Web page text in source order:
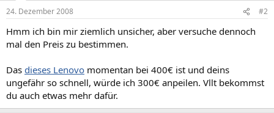
24. Dezember 2008 #2
Hmm ich bin mir ziemlich unsicher, aber versuche dennoch
mal den Preis zu bestimmen.
Das dieses Lenovo momentan bei 400€ ist und deins
ungefähr so schnell, würde ich 300€ anpeilen. Vllt bekommst
du auch etwas mehr dafür.